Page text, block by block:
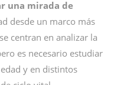
una mirada de
desde un marco más
centran en analizar la
es necesario estudiar
y en distintos